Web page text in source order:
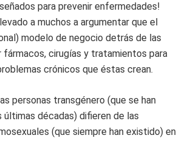
para prevenir enfermedades!
a muchos a argumentar que el
modelo de negocio detrás de las
fármacos, cirugías y tratamientos para
crónicos que éstas crean.
personas transgénero (que se han
últimas décadas) difieren de las
(que siempre han existido) en